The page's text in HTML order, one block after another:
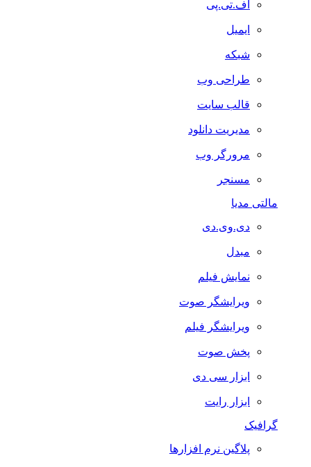
اف.تی.پی
ایمیل
شبکه
طراحی وب
قالب سایت
مدیریت دانلود
مرورگر وب
مسنجر
مالتی مدیا
دی.وی.دی
مبدل
نمایش فیلم
ویرایشگر صوت
ویرایشگر فیلم
پخش صوت
ابزار سی دی
ابزار رایت
گرافیک
پلاگین نرم افزارها